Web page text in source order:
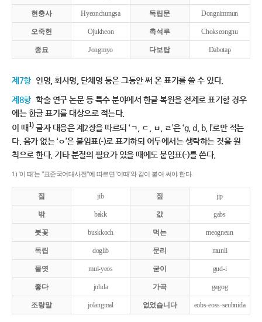
현충사 Hyeonchungsa 독립문 Dongnimmun
오죽헌 Ojukheon 촉석루 Chokseongnu
종묘 Jongmyo 다보탑 Dabotap
제7항 인명, 회사명, 단체명 등은 그동안 써 온 표기를 쓸 수 있다.
제8항 학술 연구 논문 등 특수 분야에서 한글 복원을 전제로 표기할 경우
에는 한글 표기를 대상으로 적는다.
이 때1)글자 대응은 제2장을 따르되 ‘ㄱ, ㄷ, ㅂ, ㄹ’은 ‘g, d, b, l’로만 적는
다. 음가 없는 ‘ㅇ’은 붙임표(-)로 표기하되 어두에서는 생략하는 것을 원
칙으로 한다. 기타 분절의 필요가 있을 때에도 붙임표(-)를 쓴다.
1) '이 때'는 "표준국어대사전"에 따르면 '이때'와 같이 붙여 써야 한다.
집 jib 짚 jip
밖 bakk 값 gabs
붓꽃 buskkoch 먹는 meogneun
독립 doglib 문리 munli
물엿 mul-yeos 굳이 gud-i
좋다 johda 가곡 gagog
조랑말 jolangmal 없었습니다 eobs-eoss-seubnida